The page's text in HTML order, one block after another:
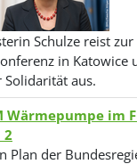
Schulze reist zur
in Katowice
aus.
Wärmepumpe im
2
Plan der